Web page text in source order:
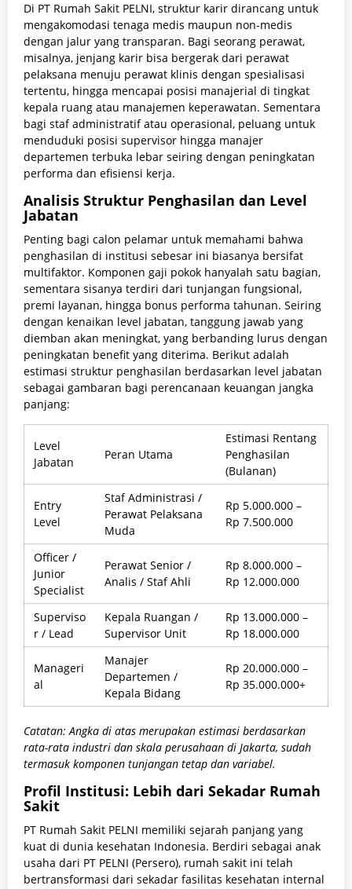
Di PT Rumah Sakit PELNI, struktur karir dirancang untuk
mengakomodasi tenaga medis maupun non-medis
dengan jalur yang transparan. Bagi seorang perawat,
misalnya, jenjang karir bisa bergerak dari perawat
pelaksana menuju perawat klinis dengan spesialisasi
tertentu, hingga mencapai posisi manajerial di tingkat
kepala ruang atau manajemen keperawatan. Sementara
bagi staf administratif atau operasional, peluang untuk
menduduki posisi supervisor hingga manajer
departemen terbuka lebar seiring dengan peningkatan
performa dan efisiensi kerja.
Analisis Struktur Penghasilan dan Level
Jabatan
Penting bagi calon pelamar untuk memahami bahwa
penghasilan di institusi sebesar ini biasanya bersifat
multifaktor. Komponen gaji pokok hanyalah satu bagian,
sementara sisanya terdiri dari tunjangan fungsional,
premi layanan, hingga bonus performa tahunan. Seiring
dengan kenaikan level jabatan, tanggung jawab yang
diemban akan meningkat, yang berbanding lurus dengan
peningkatan benefit yang diterima. Berikut adalah
estimasi struktur penghasilan berdasarkan level jabatan
sebagai gambaran bagi perencanaan keuangan jangka
panjang:
Level
Jabatan
Peran Utama
Estimasi Rentang
Penghasilan
(Bulanan)
Entry
Level
Staf Administrasi /
Perawat Pelaksana
Muda
Rp 5.000.000 –
Rp 7.500.000
Officer /
Junior
Specialist
Perawat Senior /
Analis / Staf Ahli
Rp 8.000.000 –
Rp 12.000.000
Superviso
r / Lead
Kepala Ruangan /
Supervisor Unit
Rp 13.000.000 –
Rp 18.000.000
Manageri
al
Manajer
Departemen /
Kepala Bidang
Rp 20.000.000 –
Rp 35.000.000+
Catatan: Angka di atas merupakan estimasi berdasarkan
rata-rata industri dan skala perusahaan di Jakarta, sudah
termasuk komponen tunjangan tetap dan variabel.
Profil Institusi: Lebih dari Sekadar Rumah
Sakit
PT Rumah Sakit PELNI memiliki sejarah panjang yang
kuat di dunia kesehatan Indonesia. Berdiri sebagai anak
usaha dari PT PELNI (Persero), rumah sakit ini telah
bertransformasi dari sekadar fasilitas kesehatan internal